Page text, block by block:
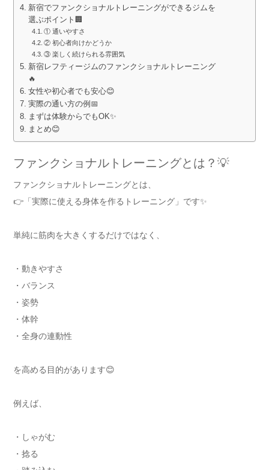
新宿でファンクショナルトレーニングができるジムを
選ぶポイント🏢
① 通いやすさ
② 初心者向けかどうか
③ 楽しく続けられる雰囲気
新宿レフティージムのファンクショナルトレーニング
🔥
女性や初心者でも安心😊
実際の通い方の例📅
まずは体験からでもOK✨
まとめ😊
ファンクショナルトレーニングとは？💡
ファンクショナルトレーニングとは、
👉「実際に使える身体を作るトレーニング」です✨
単純に筋肉を大きくするだけではなく、
・動きやすさ
・バランス
・姿勢
・体幹
・全身の連動性
を高める目的があります😊
例えば、
・しゃがむ
・捻る